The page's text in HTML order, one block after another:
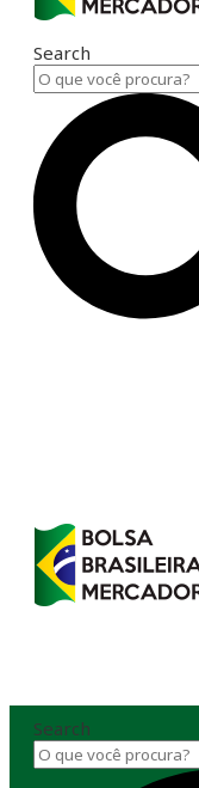
Search
Search